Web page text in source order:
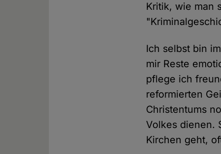
Kritik, wie man
Ich selbst bin
mir Reste
pflege ich
reformierten
Christentums
Volkes dienen.
Kirchen geht,